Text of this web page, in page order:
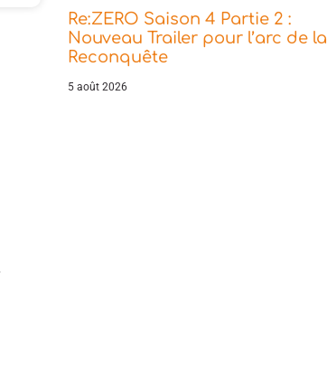
Re:ZERO Saison 4 Partie 2 :
Nouveau Trailer pour l’arc de la
Reconquête
5 août 2026